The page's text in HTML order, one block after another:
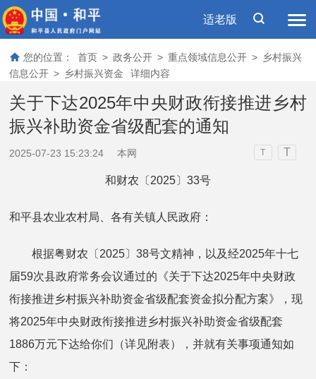
适老版
您的位置： 首页 > 政务公开 > 重点领域信息公开 > 乡村振兴
信息公开 > 乡村振兴资金 详细内容
关于下达2025年中央财政衔接推进乡村
振兴补助资金省级配套的通知
2025-07-23 15:23:24 本网 T T
和财农〔2025〕33号
和平县农业农村局、各有关镇人民政府：
根据粤财农〔2025〕38号文精神，以及经2025年十七
届59次县政府常务会议通过的《关于下达2025年中央财政
衔接推进乡村振兴补助资金省级配套资金拟分配方案》，现
将2025年中央财政衔接推进乡村振兴补助资金省级配套
1886万元下达给你们（详见附表），并就有关事项通知如
下：